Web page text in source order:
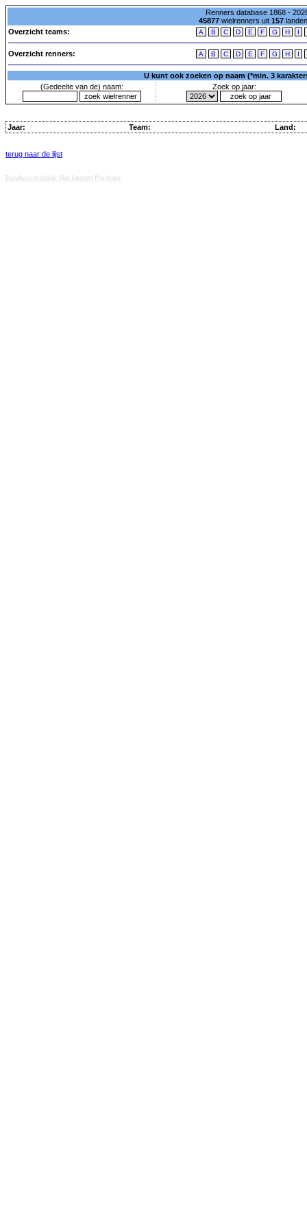
Renners database 1868 -
45877wielrenners uit 157
Overzicht teams:
A B C D E F G H I
Overzicht renners: A B C D E F G H I
U kunt ook zoeken op naam (*min. 3
(Gedeelte van de) naam:
Zoek op jaar:
Jaar: Team: Land:
terug naar de lijst
Database techniek: Sini Internet Projecten